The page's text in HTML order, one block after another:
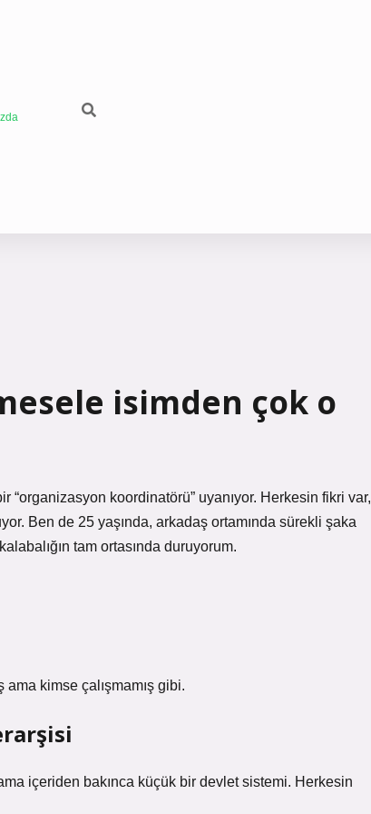
isimden çok o
“organizasyon koordinatörü” uyanıyor. Herkesin fikri var,
Ben de 25 yaşında, arkadaş ortamında sürekli şaka
tam ortasında duruyorum.
ama kimse çalışmamış gibi.
içeriden bakınca küçük bir devlet sistemi. Herkesin